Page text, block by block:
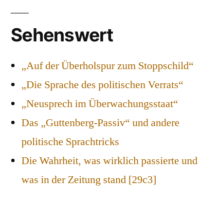
Sehenswert
„Auf der Überholspur zum Stoppschild“
„Die Sprache des politischen Verrats“
„Neusprech im Überwachungsstaat“
Das „Guttenberg-Passiv“ und andere
politische Sprachtricks
Die Wahrheit, was wirklich passierte und
was in der Zeitung stand [29c3]